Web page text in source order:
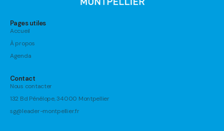
Pages utiles
Accueil
À propos
Agenda
Contact
Nous contacter
132 Bd Pénélope, 34000 Montpellier
sg@leader-montpellier.fr